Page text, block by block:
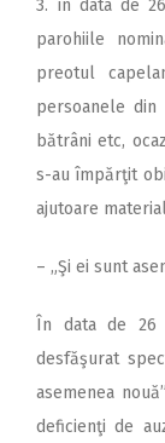
3. în data de
parohiile
preotul
persoanele
bătrâni etc,
s-au împărţit
ajutoare
– „Şi ei sunt
În data de 26
desfăşurat
asemenea
deficienţi de